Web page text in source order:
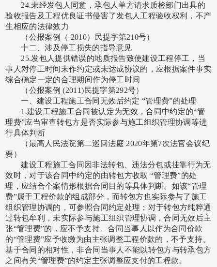
24.未经发包人同意，承包人单方请求质检部门出具的
验收报告及工程优良证书侵害了发包人工程验收权利，不产
生相应的法律效力
（公报案例（ 2010）民提字第210号）
十二、涉及停工损失的指导意见
25.发包人提供错误的地质报告致使建设工程停工，当
事人对停工时间未作约定或未达成协议的，应根据案件事实
综合确定一定的合理期间作为停工时间
（公报案例(2011)民提字第292号）
一、建设工程施工合同无效后约定 “管理费”的处理
1.建设工程施工合同被认定为无效，合同中约定的“管
理费”应当审查转包方是否实际参与施工组织管理协调等进
行具体判断
（最高人民法院第二巡回法庭 2020年第7次法官会议纪
要）
建设工程施工合同因非法转包、违法分包或挂靠行为无
效时，对于该合同中约定的由转包方收取“管理费”的处
理，应结合个案情形根据合同目的等具体判断。如该“管理
费”属于工程价款的组成部分，而转包方也实际参与了施工
组织管理协调的，可参照合同约定处理；对于转包方纯粹通
过转包牟利，未实际参与施工组织管理协调，合同无效后主
张“管理费”的，应不予支持。合同当事人以作为合同价款
的“管理费”应予收缴为由主张调整工程价款的，不予支持。
基于合同的相对性，非合同当事人不能以转包方与转承包方
之间有关“管理费”的约定主张调整应支付的工程款。